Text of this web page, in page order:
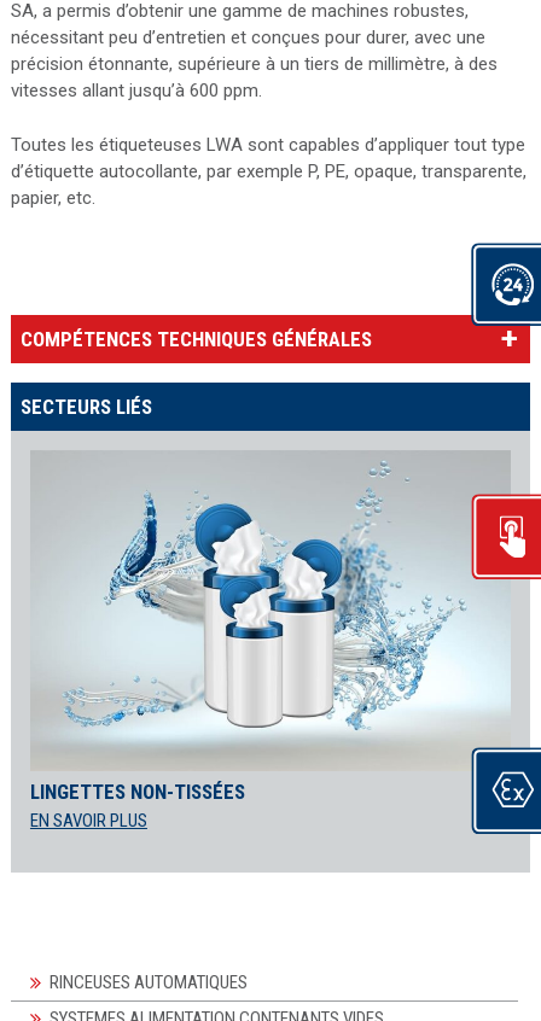
SA, a permis d’obtenir une gamme de machines robustes,
nécessitant peu d’entretien et conçues pour durer, avec une
précision étonnante, supérieure à un tiers de millimètre, à des
vitesses allant jusqu’à 600 ppm.
Toutes les étiqueteuses LWA sont capables d’appliquer tout type
d’étiquette autocollante, par exemple P, PE, opaque, transparente,
papier, etc.
COMPÉTENCES TECHNIQUES GÉNÉRALES
SECTEURS LIÉS
LINGETTES NON-TISSÉES
EN SAVOIR PLUS
RINCEUSES AUTOMATIQUES